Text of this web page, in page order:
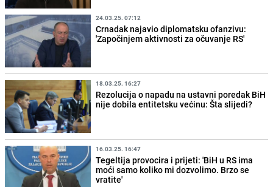
24.03.25. 07:12
Crnadak najavio diplomatsku ofanzivu:
'Započinjem aktivnosti za očuvanje RS'
18.03.25. 16:27
Rezolucija o napadu na ustavni poredak BiH
nije dobila entitetsku većinu: Šta slijedi?
16.03.25. 16:47
Tegeltija provocira i prijeti: 'BiH u RS ima
moći samo koliko mi dozvolimo. Brzo se
vratite'